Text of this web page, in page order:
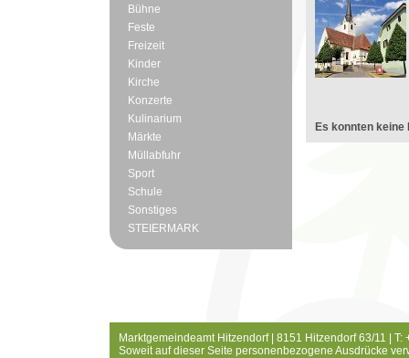
Bühne
Feste
Freizeit
Kinder
Kirche
Konzerte
Kulinarium
Märkte
Müllabfuhr
Sport
Schule
Sonstiges
STEIERMARK
Es konnten keine
Marktgemeindeamt Hitzendorf | 8151 Hitzendorf 63/11 |
Soweit auf dieser Seite personenbezogene Ausdrücke